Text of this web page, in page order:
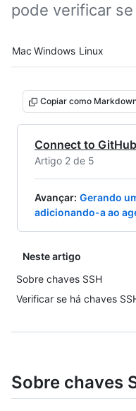
pode verificar
Platform
Mac Windows Linux
Copiar como
Connect to
Artigo 2 de 5
Avançar: Gerando
adicionando-a ao
Neste artigo
Sobre chaves SSH
Verificar se há chaves
Sobre chaves